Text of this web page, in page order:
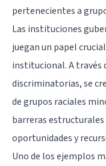
pertenecientes a
Las instituciones
juegan un papel
institucional. A través
discriminatorias, se
de grupos raciales
barreras estructurales
oportunidades y
Uno de los ejemplos